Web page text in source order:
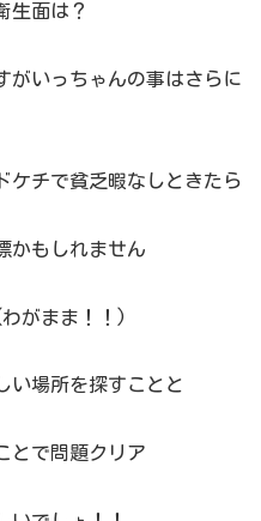
生面は？
がいっちゃんの事はさらに
ケチで貧乏暇なしときたら
かもしれません
がまま！！)
い場所を探すことと
とで問題クリア